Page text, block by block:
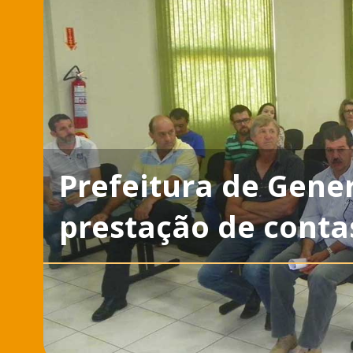
Prefeitura de
prestação de